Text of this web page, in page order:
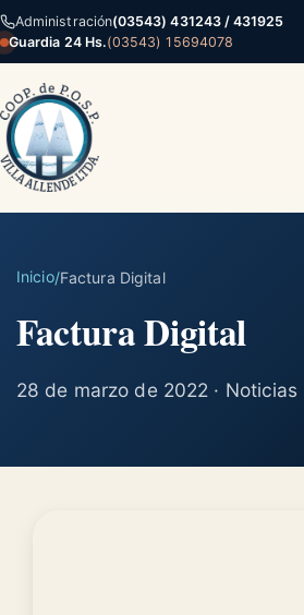
Administración(03543) 431243 / 431925
Guardia 24 Hs.(03543) 15694078
Inicio/Factura Digital
Factura Digital
28 de marzo de 2022 ·